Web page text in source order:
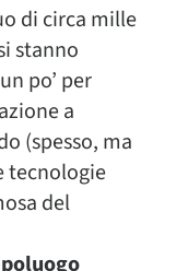
di circa mille
stanno
po’ per
a
(spesso, ma
tecnologie
del